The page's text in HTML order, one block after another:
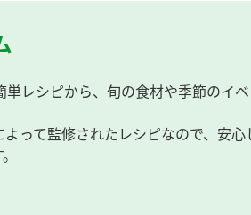
単レシピから、旬の食材や季節のイ
って監修されたレシピなので、安心